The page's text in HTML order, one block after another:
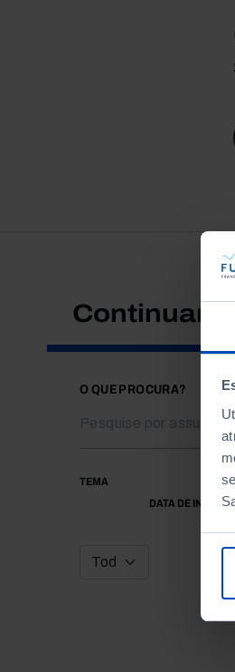
Continuar a
O QUE PROCURA?
TEMA
DATA DE INÍCIO